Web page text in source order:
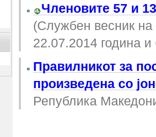
Членовите 57 и
(Службен весник
22.07.2014 година
Правилникот за
произведена со
Република